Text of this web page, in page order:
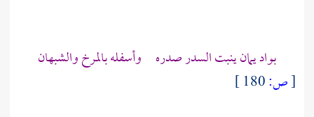
بواد يمان ينبت السدر صدره وأسفله بالمرخ والشبهان
[ص: